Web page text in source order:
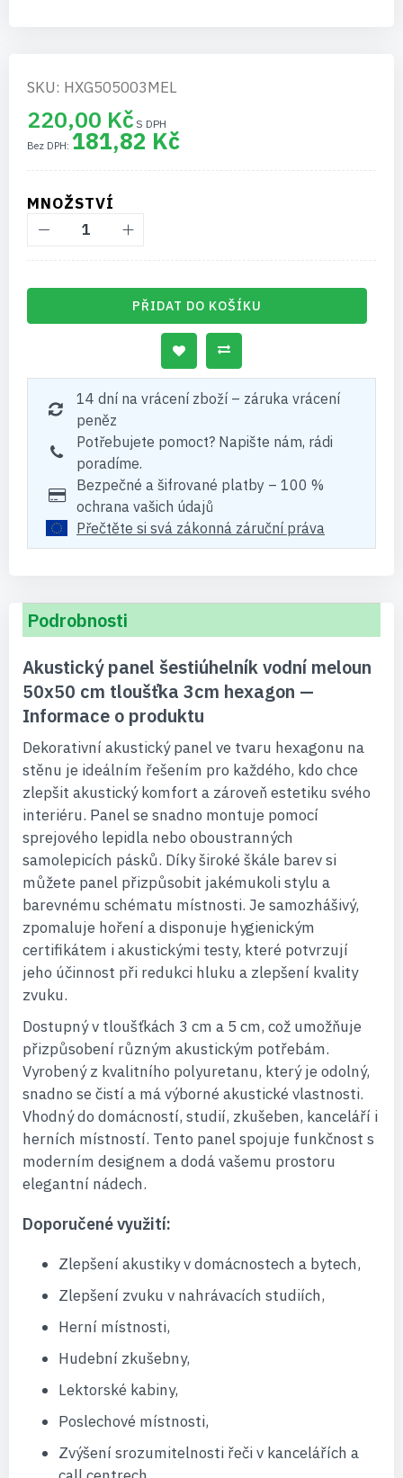
SKU: HXG505003MEL
220,00 Kč
181,82 Kč
MNOŽSTVÍ
PŘIDAT DO KOŠÍKU
14 dní na vrácení zboží – záruka vrácení
peněz
Potřebujete pomoct? Napište nám, rádi
poradíme.
Bezpečné a šifrované platby – 100 %
ochrana vašich údajů
Přečtěte si svá zákonná záruční práva
Podrobnosti
Akustický panel šestiúhelník vodní meloun
50x50 cm tloušťka 3cm hexagon —
Informace o produktu
Dekorativní akustický panel ve tvaru hexagonu na
stěnu je ideálním řešením pro každého, kdo chce
zlepšit akustický komfort a zároveň estetiku svého
interiéru. Panel se snadno montuje pomocí
sprejového lepidla nebo oboustranných
samolepicích pásků. Díky široké škále barev si
můžete panel přizpůsobit jakémukoli stylu a
barevnému schématu místnosti. Je samozhášivý,
zpomaluje hoření a disponuje hygienickým
certifikátem i akustickými testy, které potvrzují
jeho účinnost při redukci hluku a zlepšení kvality
zvuku.
Dostupný v tloušťkách 3 cm a 5 cm, což umožňuje
přizpůsobení různým akustickým potřebám.
Vyrobený z kvalitního polyuretanu, který je odolný,
snadno se čistí a má výborné akustické vlastnosti.
Vhodný do domácností, studií, zkušeben, kanceláří i
herních místností. Tento panel spojuje funkčnost s
moderním designem a dodá vašemu prostoru
elegantní nádech.
Doporučené využití:
Zlepšení akustiky v domácnostech a bytech,
Zlepšení zvuku v nahrávacích studiích,
Herní místnosti,
Hudební zkušebny,
Lektorské kabiny,
Poslechové místnosti,
Zvýšení srozumitelnosti řeči v kancelářích a